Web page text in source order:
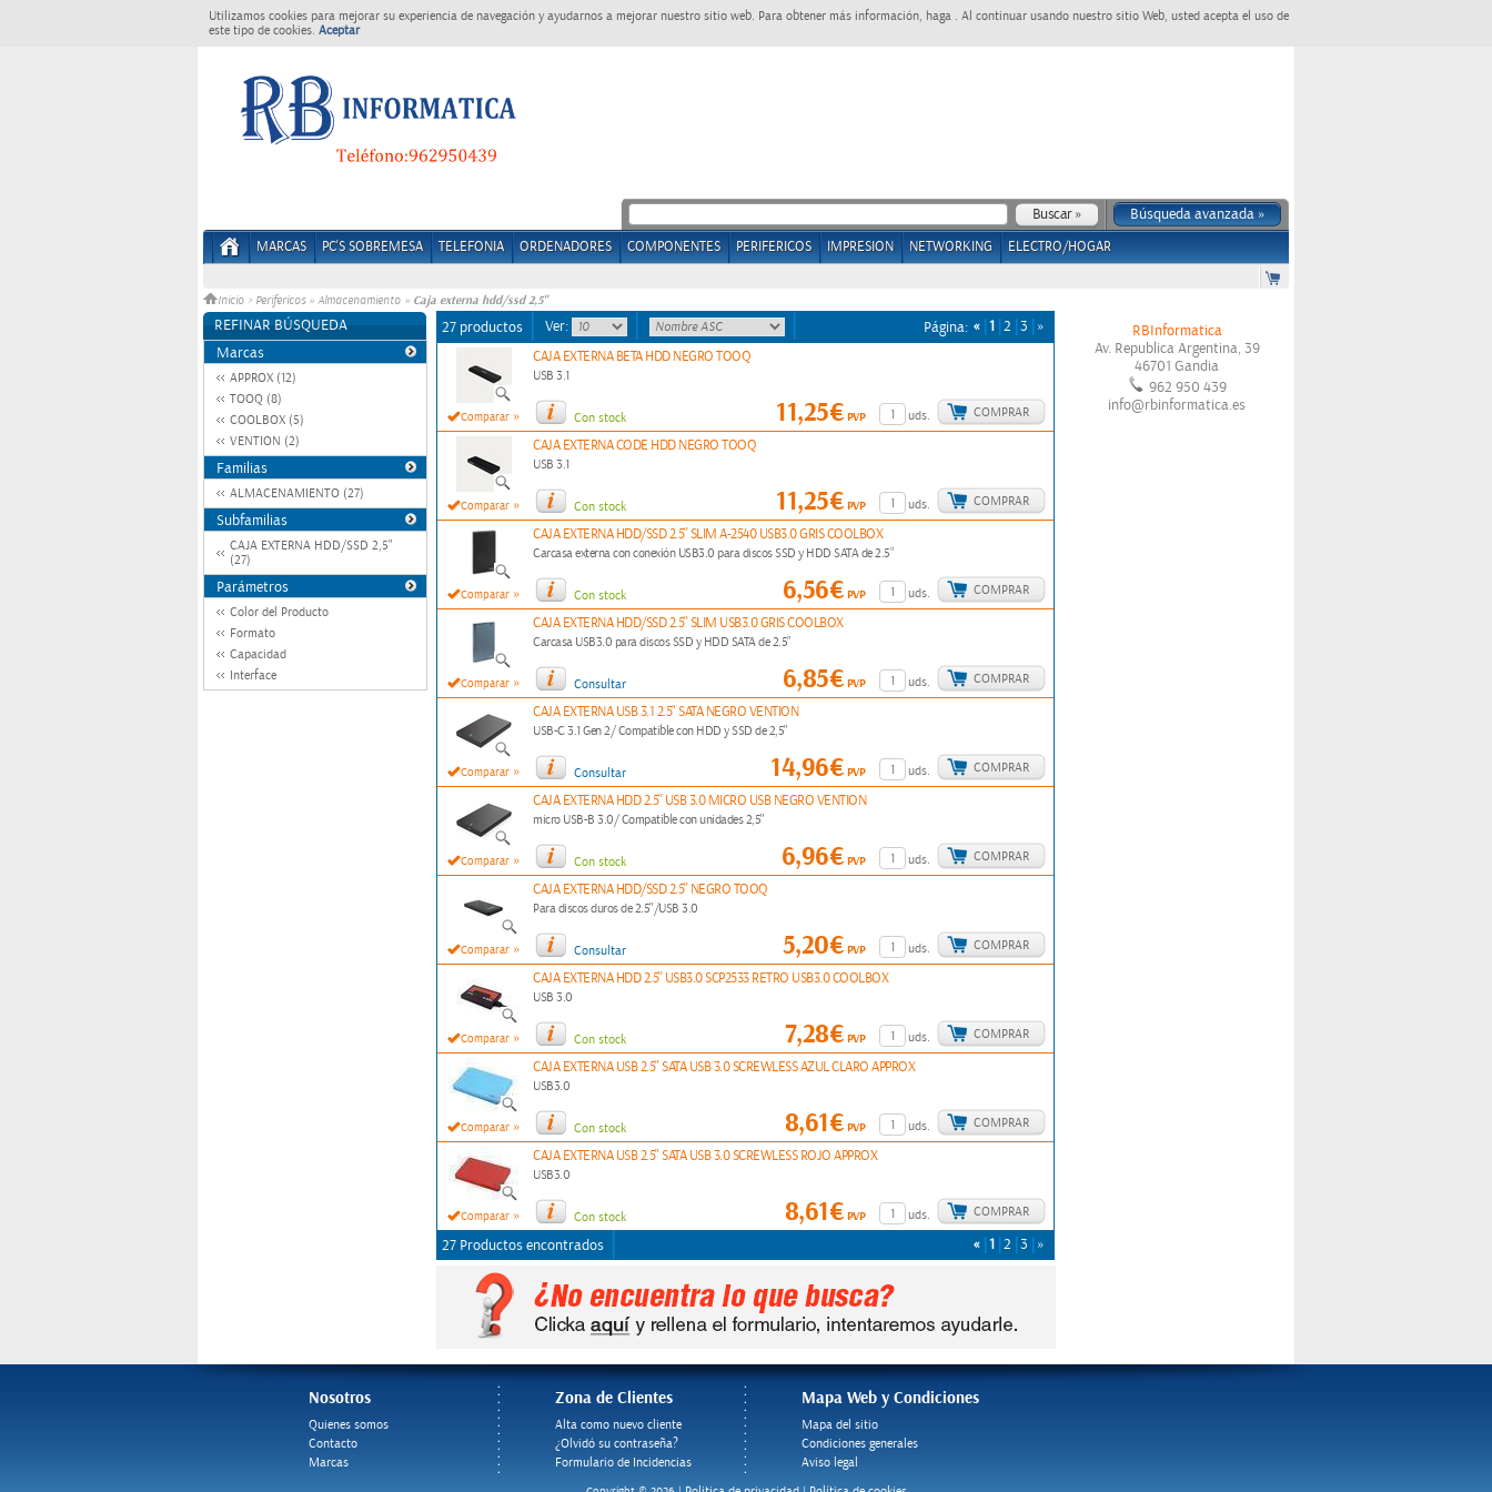
Utilizamos cookies para mejorar su experiencia de navegación y ayudarnos a mejorar nuestro sitio web. Para obtener más información, haga . Al continuar usando nuestro sitio Web, usted acepta el uso de
este tipo de cookies. Aceptar
Búsqueda avanzada »
MARCAS PC'S SOBREMESA TELEFONIA ORDENADORES COMPONENTES PERIFERICOS IMPRESION NETWORKING ELECTRO/HOGAR
Inicio > Perifericos » Almacenamiento » Caja externa hdd/ssd 2,5"
REFINAR BÚSQUEDA
Marcas
APPROX (12)
TOOQ (8)
COOLBOX (5)
VENTION (2)
Familias
ALMACENAMIENTO (27)
Subfamilias
CAJA EXTERNA HDD/SSD 2,5"
(27)
Parámetros
Color del Producto
Formato
Capacidad
Interface
27 productos Ver: Página: « 1 2 3 »
Comparar »
CAJA EXTERNA BETA HDD NEGRO TOOQ
USB 3.1
Con stock uds. COMPRAR
11,25€PVP
Comparar »
CAJA EXTERNA CODE HDD NEGRO TOOQ
USB 3.1
Con stock uds. COMPRAR
11,25€PVP
Comparar »
CAJA EXTERNA HDD/SSD 2.5'' SLIM A-2540 USB3.0 GRIS COOLBOX
Carcasa externa con conexión USB3.0 para discos SSD y HDD SATA de 2.5”
Con stock uds. COMPRAR
6,56€PVP
Comparar »
CAJA EXTERNA HDD/SSD 2.5'' SLIM USB3.0 GRIS COOLBOX
Carcasa USB3.0 para discos SSD y HDD SATA de 2.5”
Consultar uds. COMPRAR
6,85€PVP
Comparar »
CAJA EXTERNA USB 3.1 2.5" SATA NEGRO VENTION
USB-C 3.1 Gen 2/ Compatible con HDD y SSD de 2,5"
Consultar uds. COMPRAR
14,96€PVP
Comparar »
CAJA EXTERNA HDD 2.5'' USB 3.0 MICRO USB NEGRO VENTION
micro USB-B 3.0/ Compatible con unidades 2,5"
Con stock uds. COMPRAR
6,96€PVP
Comparar »
CAJA EXTERNA HDD/SSD 2.5'' NEGRO TOOQ
Para discos duros de 2.5"/USB 3.0
Consultar uds. COMPRAR
5,20€PVP
Comparar »
CAJA EXTERNA HDD 2.5'' USB3.0 SCP2533 RETRO USB3.0 COOLBOX
USB 3.0
Con stock uds. COMPRAR
7,28€PVP
Comparar »
CAJA EXTERNA USB 2.5" SATA USB 3.0 SCREWLESS AZUL CLARO APPROX
USB3.0
Con stock uds. COMPRAR
8,61€PVP
Comparar »
CAJA EXTERNA USB 2.5" SATA USB 3.0 SCREWLESS ROJO APPROX
USB3.0
Con stock uds. COMPRAR
8,61€PVP
27 Productos encontrados « 1 2 3 »
RBInformatica
Av. Republica Argentina, 39
46701 Gandia
962 950 439
info@rbinformatica.es
Nosotros
Quienes somos
Contacto
Marcas
Zona de Clientes
Alta como nuevo cliente
¿Olvidó su contraseña?
Formulario de Incidencias
Mapa Web y Condiciones
Mapa del sitio
Condiciones generales
Aviso legal